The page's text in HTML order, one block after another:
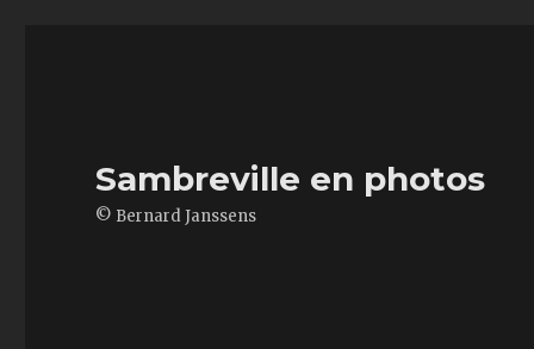
Sambreville en photos
© Bernard Janssens